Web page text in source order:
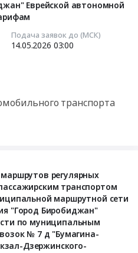
Еврейской автономной
Подача заявок до (МСК)
14.05.2026 03:00
транспорта
регулярных
транспортом
маршрутной сети
"Город Биробиджан"
по муниципальным
№ 7 д "Бумагина-
Дзержинского-